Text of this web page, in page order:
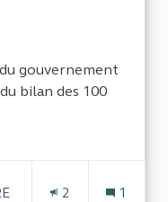
gouvernement
bilan des 100
CTC Polynésie
2 1